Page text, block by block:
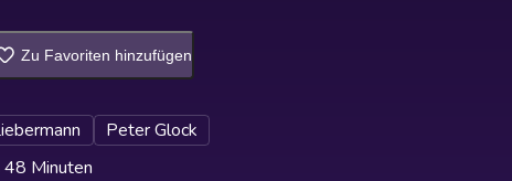
Zu Favoriten hinzufügen
Peter Glock
Minuten